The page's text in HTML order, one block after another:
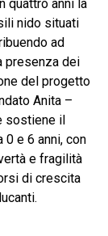
quattro anni la
nido situati
ad
presenza dei
del progetto
Anita –
sostiene il
e 6 anni, con
e fragilità
di crescita